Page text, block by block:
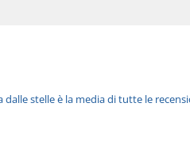
stelle è la media di tutte le